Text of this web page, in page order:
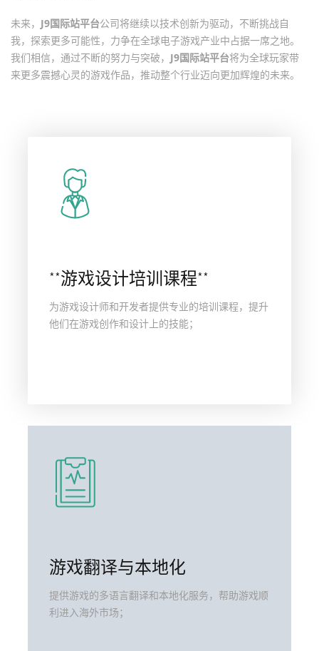
未来， J9国际站平台公司将继续以技术创新为驱动，不断挑战自
我，探索更多可能性，力争在全球电子游戏产业中占据一席之地。
我们相信，通过不断的努力与突破， J9国际站平台将为全球玩家带
来更多震撼心灵的游戏作品，推动整个行业迈向更加辉煌的未来。
**游戏设计培训课程**
为游戏设计师和开发者提供专业的培训课程，提升
他们在游戏创作和设计上的技能；
游戏翻译与本地化
提供游戏的多语言翻译和本地化服务，帮助游戏顺
利进入海外市场；